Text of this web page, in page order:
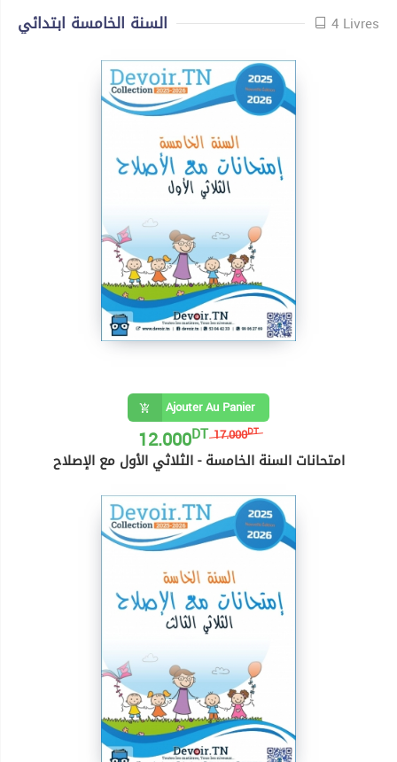
السنة الخامسة ابتدائي 4 Livres
Ajouter Au Panier
17.000DT
12.000DT
امتحانات السنة الخامسة - الثلاثي الأول مع الإصلاح